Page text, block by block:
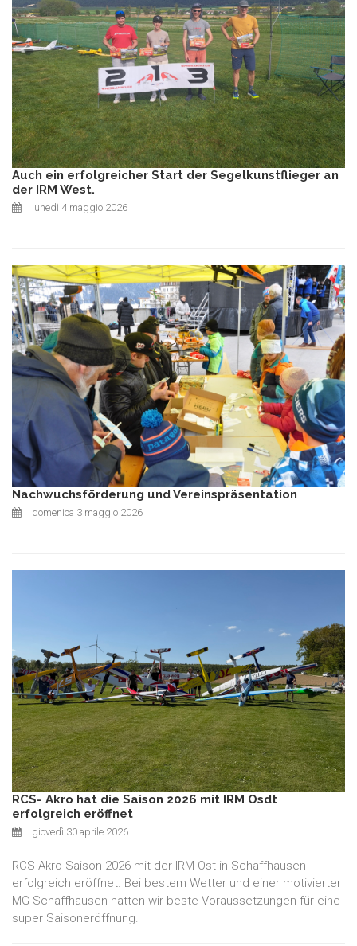
Auch ein erfolgreicher Start der Segelkunstflieger an
der IRM West.
lunedì 4 maggio 2026
Nachwuchsförderung und Vereinspräsentation
domenica 3 maggio 2026
RCS- Akro hat die Saison 2026 mit IRM Osdt
erfolgreich eröffnet
giovedì 30 aprile 2026
RCS-Akro Saison 2026 mit der IRM Ost in Schaffhausen
erfolgreich eröffnet. Bei bestem Wetter und einer motivierter
MG Schaffhausen hatten wir beste Voraussetzungen für eine
super Saisoneröffnung.